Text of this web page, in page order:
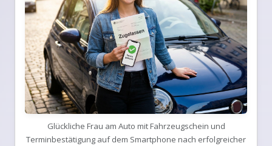
Glückliche Frau am Auto mit Fahrzeugschein und
Terminbestätigung auf dem Smartphone nach erfolgreicher